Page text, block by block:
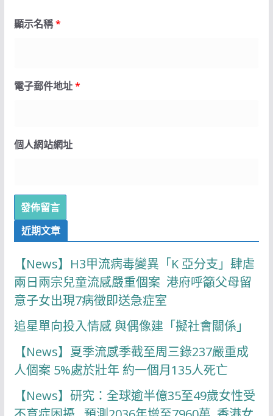
顯示名稱*
電子郵件地址*
個人網站網址
近期文章
【News】H3甲流病毒變異「K 亞分支」肆虐
兩日兩宗兒童流感嚴重個案 港府呼籲父母留
意子女出現7病徵即送急症室
追星單向投入情感 與偶像建「擬社會關係」
【News】夏季流感季截至周三錄237嚴重成
人個案 5%處於壯年 約一個月135人死亡
【News】研究：全球逾半億35至49歲女性受